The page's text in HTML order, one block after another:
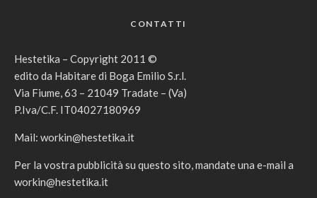
CONTATTI
Hestetika – Copyright 2011 ©
edito da Habitare di Boga Emilio S.r.l.
Via Fiume, 63 – 21049 Tradate – (Va)
P.Iva/C.F. IT04027180969
Mail: workin@hestetika.it
Per la vostra pubblicità su questo sito, mandate una e-mail a
workin@hestetika.it